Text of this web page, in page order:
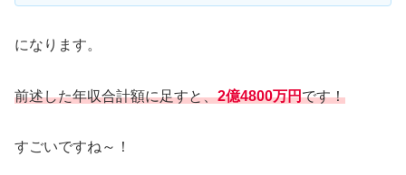
になります。
前述した年収合計額に足すと、2億4800万円です！
すごいですね～！